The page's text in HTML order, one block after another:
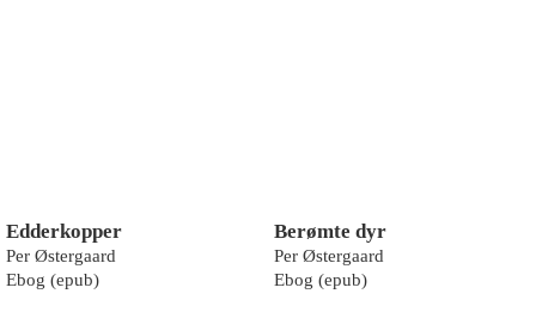
Edderkopper
Per Østergaard
Ebog (epub)
Berømte dyr
Per Østergaard
Ebog (epub)